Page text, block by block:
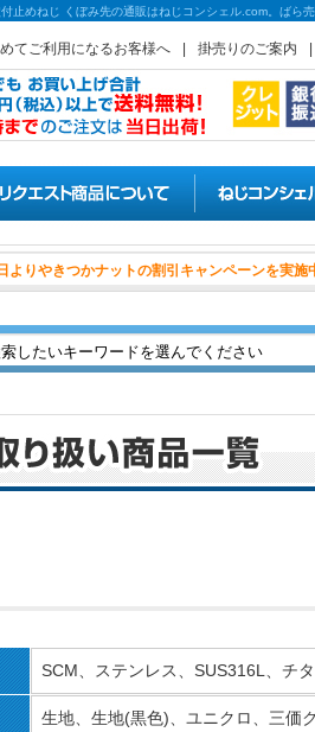
止めねじ くぼみ先の通販はねじコンシェル.com。ばら
てご利用になるお客様へ 掛売りのご案内
よりやきつかナ
SCM、ステンレス、SUS316L、チ
生地、生地(黒色)、ユニクロ、三価